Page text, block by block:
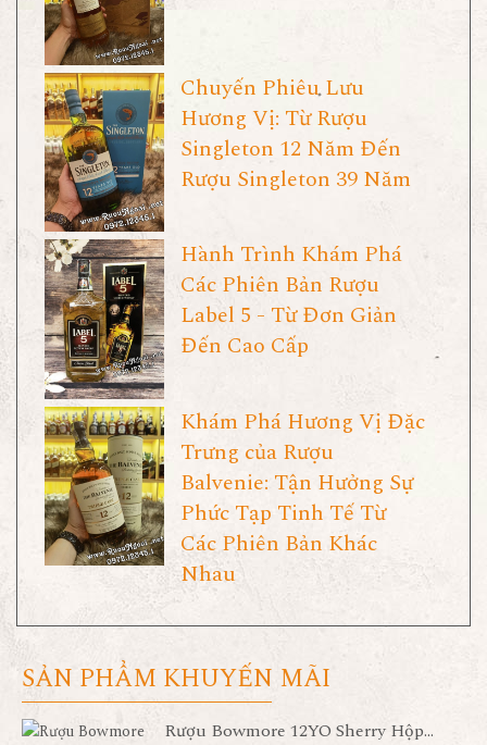
Chuyến Phiêu Lưu
Hương Vị: Từ Rượu
Singleton 12 Năm Đến
Rượu Singleton 39 Năm
Hành Trình Khám Phá
Các Phiên Bản Rượu
Label 5 - Từ Đơn Giản
Đến Cao Cấp
Khám Phá Hương Vị Đặc
Trưng của Rượu
Balvenie: Tận Hưởng Sự
Phức Tạp Tinh Tế Từ
Các Phiên Bản Khác
Nhau
SẢN PHẨM KHUYẾN MÃI
Rượu Bowmore 12YO Sherry Hộp...